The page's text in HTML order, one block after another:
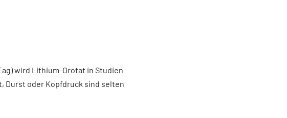
wird Lithium-Orotat in Studien
Durst oder Kopfdruck sind selten